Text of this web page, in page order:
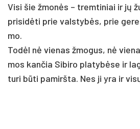
Vi­si šie žmonės – trem­ti­niai ir jų
pri­si­dėti prie vals­tybės, prie
mo.
Todėl nė vie­nas žmo­gus, nė
mos kan­čia Si­bi­ro pla­tybė­se ir
tu­ri būti pa­mirš­ta. Nes ji yra ir